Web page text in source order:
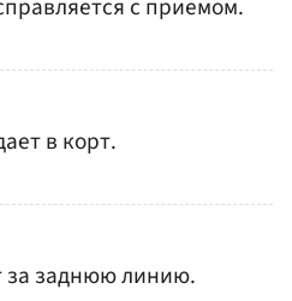
с приемом.
в корт.
за заднюю линию.